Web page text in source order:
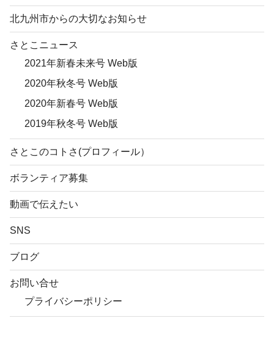
北九州市からの大切なお知らせ
さとこニュース
2021年新春未来号 Web版
2020年秋冬号 Web版
2020年新春号 Web版
2019年秋冬号 Web版
さとこのコトさ(プロフィール）
ボランティア募集
動画で伝えたい
SNS
ブログ
お問い合せ
プライバシーポリシー